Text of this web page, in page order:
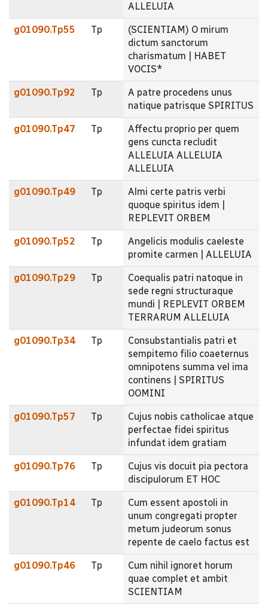
ALLELUIA
g01090.Tp55 Tp
(SCIENTIAM) O mirum
dictum sanctorum
charismatum | HABET
VOCIS*
g01090.Tp92 Tp
A patre procedens unus
natique patrisque SPIRITUS
g01090.Tp47 Tp
Affectu proprio per quem
gens cuncta recludit
ALLELUIA ALLELUIA
ALLELUIA
g01090.Tp49 Tp
Almi certe patris verbi
quoque spiritus idem |
REPLEVIT ORBEM
g01090.Tp52 Tp
Angelicis modulis caeleste
promite carmen | ALLELUIA
g01090.Tp29 Tp
Coequalis patri natoque in
sede regni structuraque
mundi | REPLEVIT ORBEM
TERRARUM ALLELUIA
g01090.Tp34 Tp
Consubstantialis patri et
sempitemo filio coaeternus
omnipotens summa vel ima
continens | SPIRITUS
OOMINI
g01090.Tp57 Tp
Cujus nobis catholicae atque
perfectae fidei spiritus
infundat idem gratiam
g01090.Tp76 Tp
Cujus vis docuit pia pectora
discipulorum ET HOC
g01090.Tp14 Tp
Cum essent apostoli in
unum congregati propter
metum judeorum sonus
repente de caelo factus est
g01090.Tp46 Tp
Cum nihil ignoret horum
quae complet et ambit
SCIENTIAM